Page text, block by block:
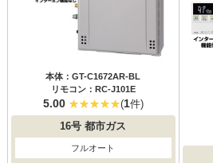
本体：GT-C1672AR-BL
リモコン：RC-J101E
5.00 (1件)
16号 都市ガス
フルオート